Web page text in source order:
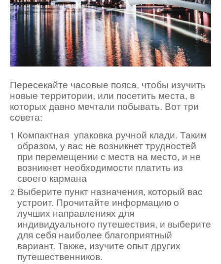
Пересекайте часовые пояса, чтобы изучить
новые территории, или посетить места, в
которых давно мечтали побывать. Вот три
совета:
Компактная упаковка ручной клади. Таким
образом, у вас не возникнет трудностей
при перемещении с места на место, и не
возникнет необходимости платить из
своего кармана
Выберите пункт назначения, который вас
устроит. Прочитайте информацию о
лучших направлениях для
индивидуального путешествия, и выберите
для себя наиболее благоприятный
вариант. Также, изучите опыт других
путешественников.